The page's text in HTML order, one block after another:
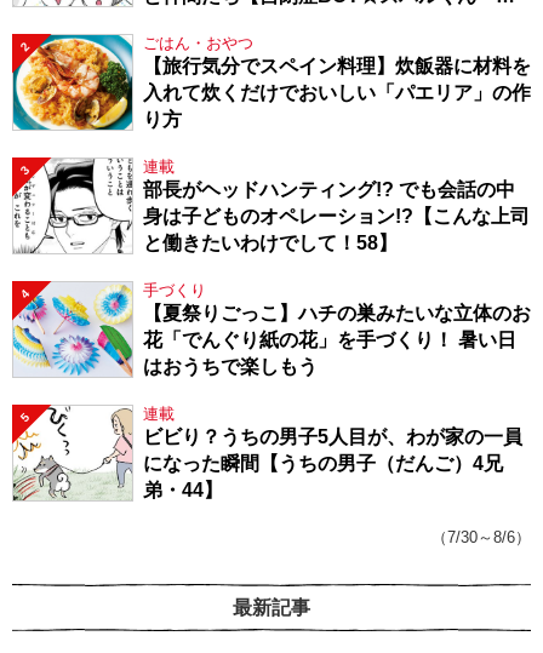
2 ごはん・おやつ
【旅行気分でスペイン料理】炊飯器に材料を
入れて炊くだけでおいしい「パエリア」の作
り方
3 連載
部長がヘッドハンティング!? でも会話の中
身は子どものオペレーション!?【こんな上司
と働きたいわけでして！58】
4 手づくり
【夏祭りごっこ】ハチの巣みたいな立体のお
花「でんぐり紙の花」を手づくり！ 暑い日
はおうちで楽しもう
5 連載
ビビり？うちの男子5人目が、わが家の一員
になった瞬間【うちの男子（だんご）4兄
弟・44】
（7/30～8/6）
最新記事